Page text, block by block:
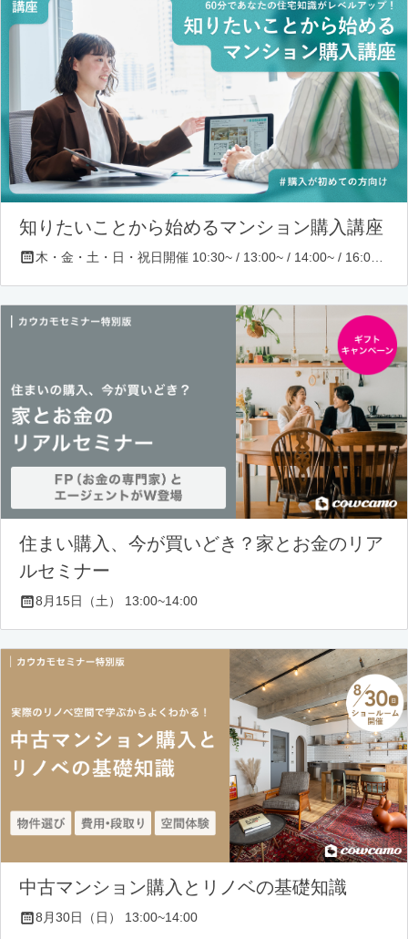
知りたいことから始めるマンション購入講座
住まい購入、今が買いどき？家とお金のリア
ルセミナー
8月15日（土） 13:00~14:00
中古マンション購入とリノベの基礎知識
8月30日（日） 13:00~14:00